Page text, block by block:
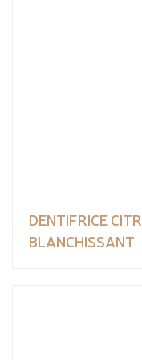
DENTIFRICE
BLANCHISSANT